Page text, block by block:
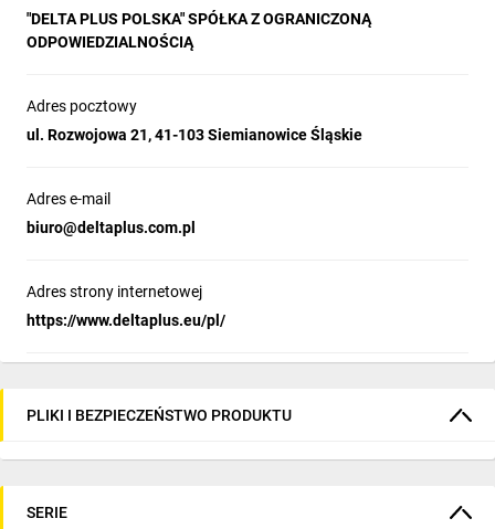
"DELTA PLUS POLSKA" SPÓŁKA Z OGRANICZONĄ
ODPOWIEDZIALNOŚCIĄ
Adres pocztowy
ul. Rozwojowa 21, 41-103 Siemianowice Śląskie
Adres e-mail
biuro@deltaplus.com.pl
Adres strony internetowej
https://www.deltaplus.eu/pl/
PLIKI I BEZPIECZEŃSTWO PRODUKTU
SERIE